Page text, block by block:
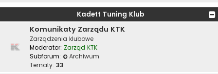
Kadett Tuning Klub
Komunikaty Zarządu KTK
Zarządzenia klubowe
Moderator: Zarząd KTK
Subforum:
Archiwum
Tematy: 33